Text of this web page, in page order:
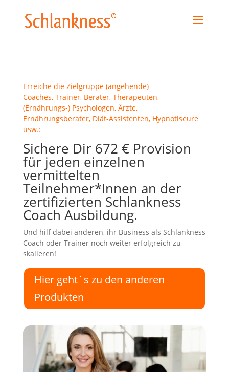
Erreiche die Zielgruppe (angehende)
Coaches, Trainer, Berater, Therapeuten,
(Ernährungs-) Psychologen, Ärzte,
Ernährungsberater, Diät-Assistenten, Hypnotiseure
usw.:
Sichere Dir 672 € Provision
für jeden einzelnen
vermittelten
Teilnehmer*Innen an der
zertifizierten Schlankness
Coach Ausbildung.
Und hilf dabei anderen, ihr Business als Schlankness
Coach oder Trainer noch weiter erfolgreich zu
skalieren!
Hier geht´s zu den anderen
Produkten